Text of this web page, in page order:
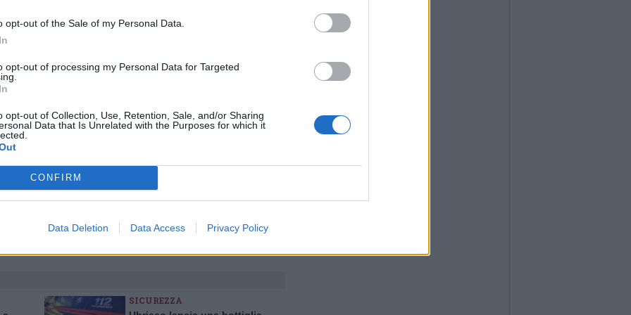
opt-out of the Sale of my Personal Data.
opt-out of processing my Personal Data for Targeted
opt-out of Collection, Use, Retention, Sale, and/or Sharing
Data that Is Unrelated with the Purposes for which it
CONFIRM
Data Deletion Data Access Privacy Policy
a cuore l'informazione del nostro territorio e
prima linea per informarvi con attenzione.
per commentare questo articolo.
Il contenuto di questo commento esprime il pensiero dell'autore e
che rimane autonoma e indipendente. I messaggi inclusi nei commenti
lettori che possono essere automaticamente pubblicati senza filtro
a siti esterni verranno rimossi in automatico dal sistema.
SICUREZZA